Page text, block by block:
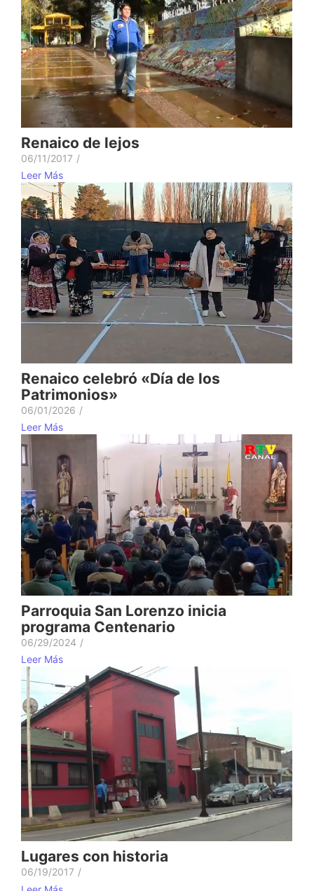
Renaico de lejos
06/11/2017 /
Leer Más
Renaico celebró «Día de los
Patrimonios»
06/01/2026 /
Leer Más
Parroquia San Lorenzo inicia
programa Centenario
06/29/2024 /
Leer Más
Lugares con historia
06/19/2017 /